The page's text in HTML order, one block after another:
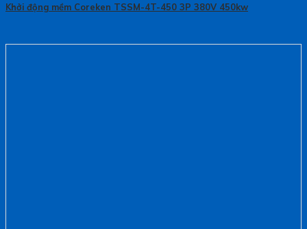
Khởi động mềm Coreken TSSM-4T-450 3P 380V 450kw